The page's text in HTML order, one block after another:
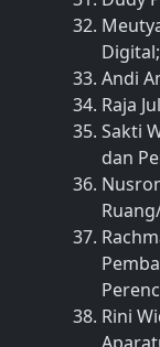
Digital;
Andi
Raja
Sakti
dan
Rini